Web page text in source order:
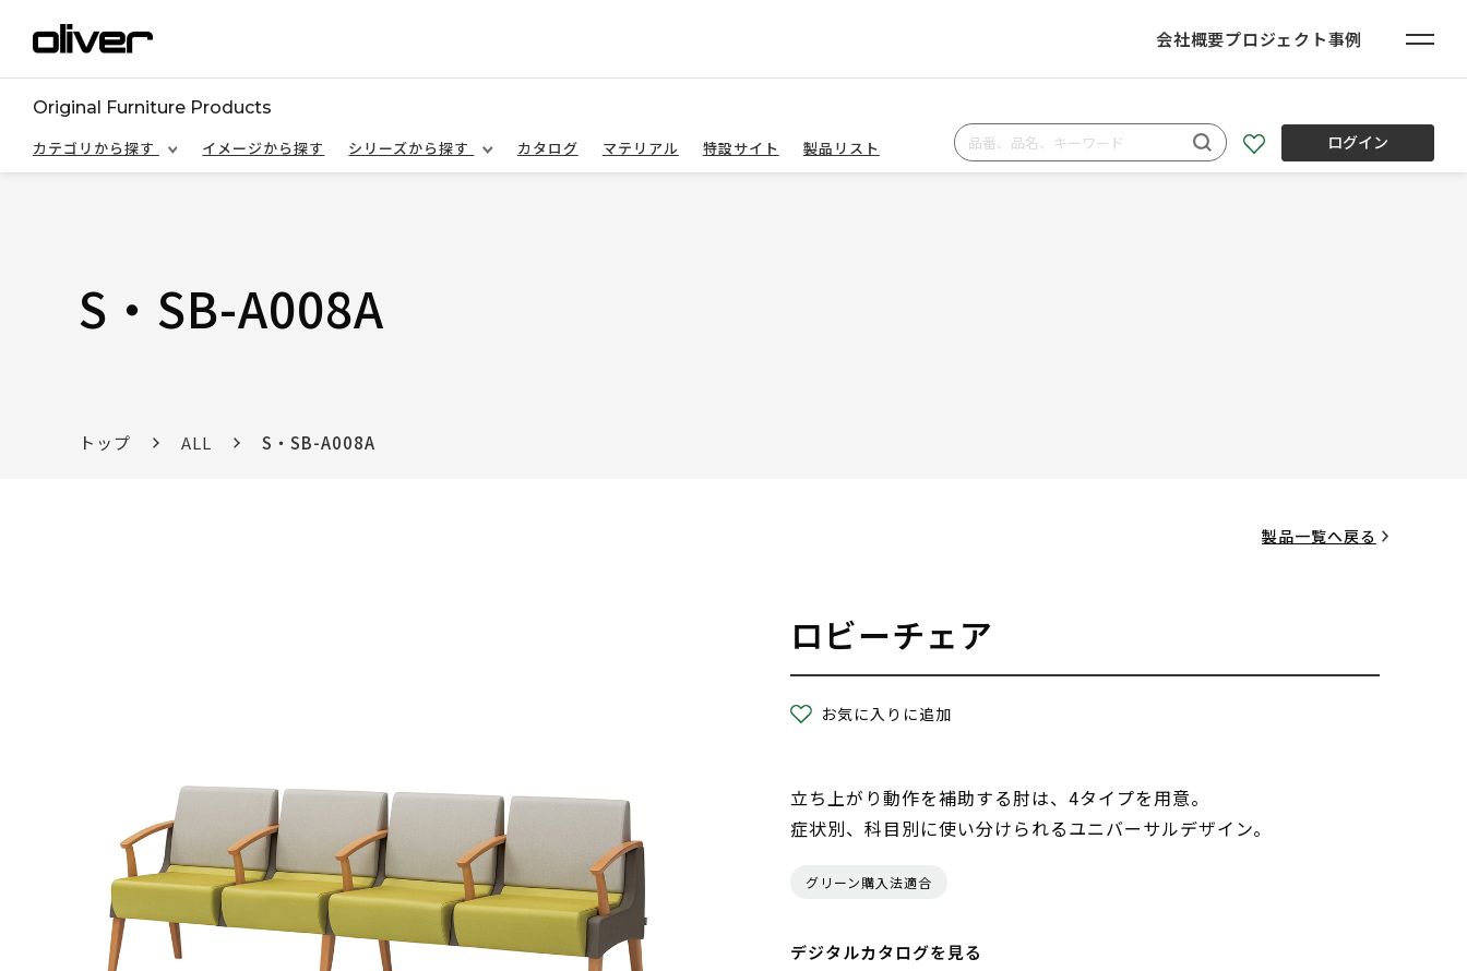
会社概要プロジェクト事例
Original Furniture Products
カテゴリから探す
イメージから探す シリーズから探す カタログ マテリアル 特設サイト 製品リスト ログイン
S・SB-A008A
トップ ALL S・SB-A008A
製品一覧へ戻る
ロビーチェア
お気に入りに追加
立ち上がり動作を補助する肘は、4タイプを用意。
症状別、科目別に使い分けられるユニバーサルデザイン。
グリーン購入法適合
デジタルカタログを見る